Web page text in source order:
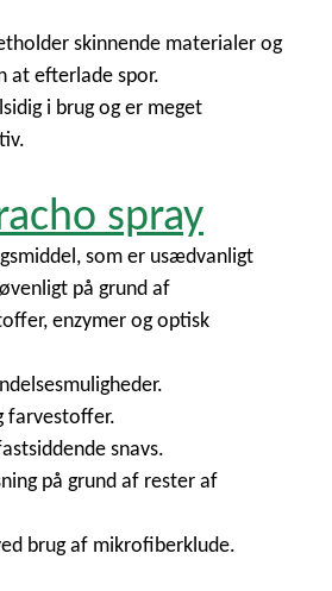
skinnende materialer og
at efterlade spor.
i brug og er meget
spray
som er usædvanligt
på grund af
enzymer og optisk
farvestoffer.
snavs.
på grund af rester af
brug af mikrofiberklude.